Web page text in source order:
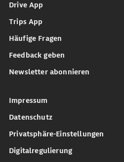
Drive App
Trips App
Häufige Fragen
Feedback geben
Newsletter abonnieren
Impressum
Datenschutz
Privatsphäre-Einstellungen
Digitalregulierung